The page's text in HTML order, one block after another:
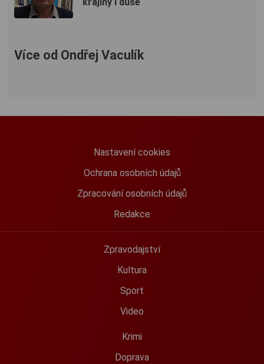
Více od Ondřej Vaculík
Nastavení cookies
Ochrana osobních údajů
Zpracování osobních údajů
Redakce
Zpravodajství
Kultura
Sport
Video
Krimi
Doprava